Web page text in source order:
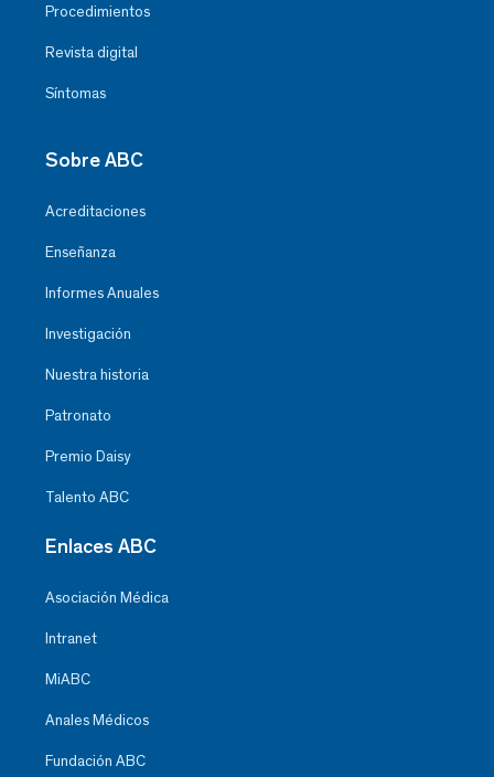
Procedimientos
Revista digital
Síntomas
Sobre ABC
Acreditaciones
Enseñanza
Informes Anuales
Investigación
Nuestra historia
Patronato
Premio Daisy
Talento ABC
Enlaces ABC
Asociación Médica
Intranet
MiABC
Anales Médicos
Fundación ABC